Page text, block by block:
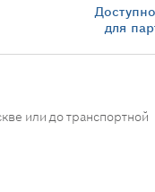
для
или до транспортной